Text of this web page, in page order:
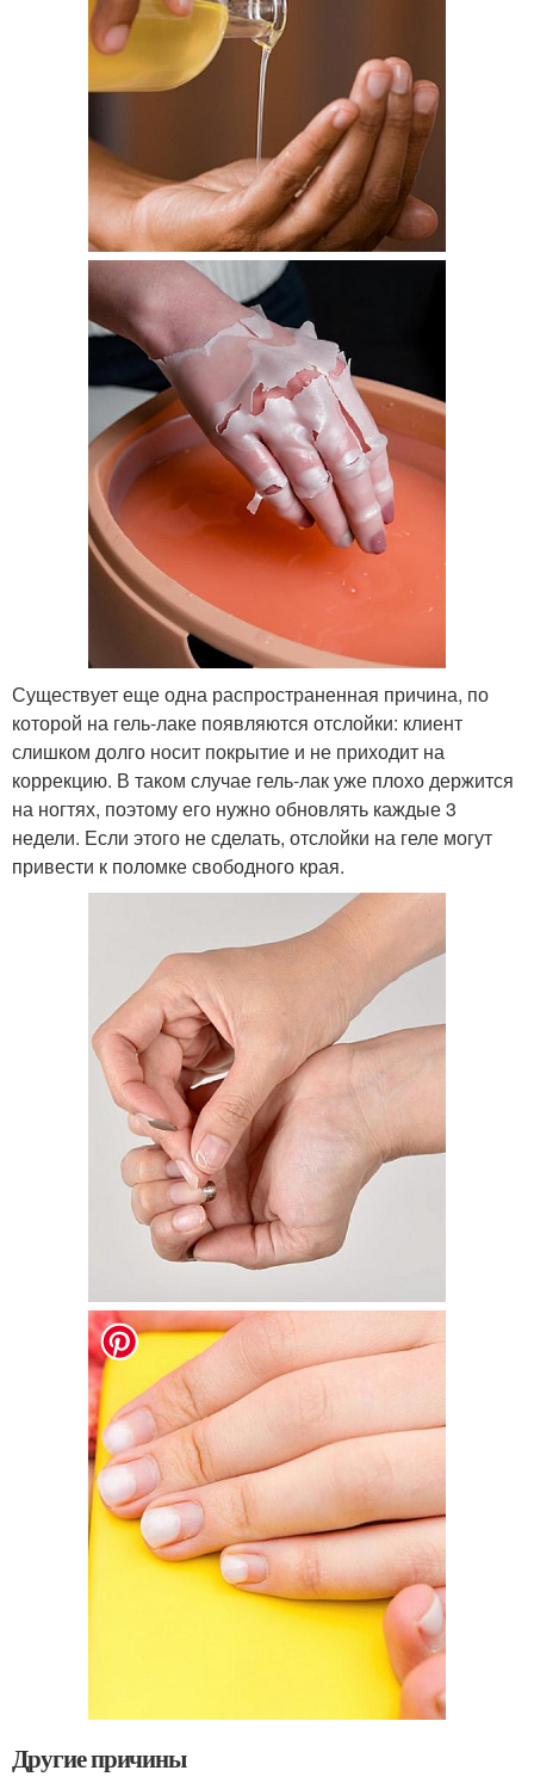
Существует еще одна распространенная причина, по
которой на гель-лаке появляются отслойки: клиент
слишком долго носит покрытие и не приходит на
коррекцию. В таком случае гель-лак уже плохо держится
на ногтях, поэтому его нужно обновлять каждые 3
недели. Если этого не сделать, отслойки на геле могут
привести к поломке свободного края.
Другие причины